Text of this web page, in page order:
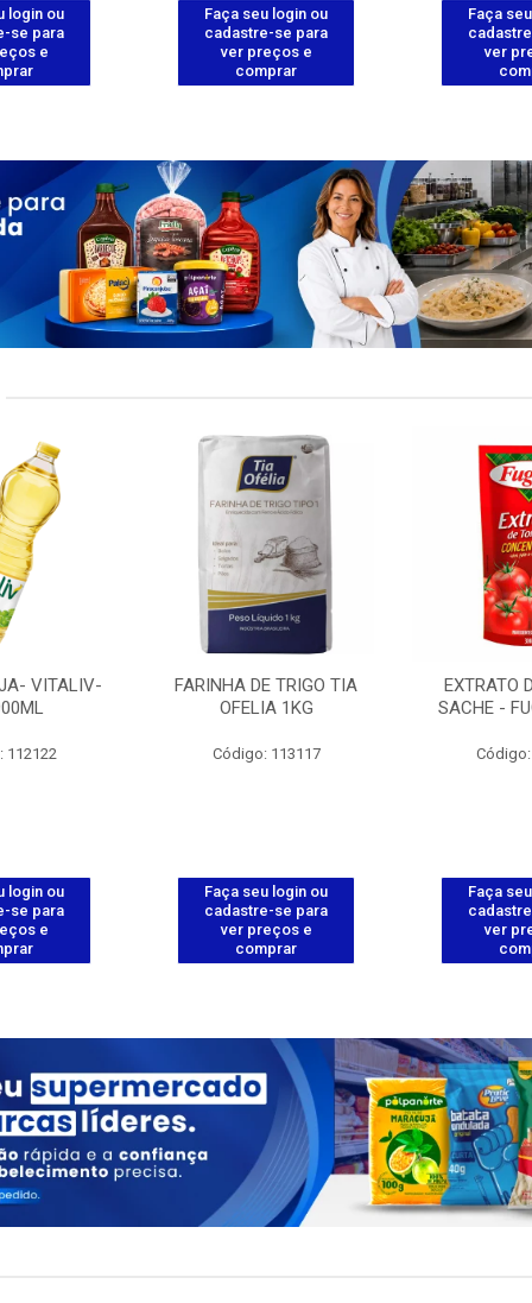
login ou
se para
e
Faça seu login ou
cadastre-se para
ver preços e
comprar
Faça
ver
VITALIV-
112122
login ou
se para
e
FARINHA DE TRIGO TIA
OFELIA 1KG
Código: 113117
Faça seu login ou
cadastre-se para
ver preços e
comprar
EXTRATO
SACHE -
Faça
ver